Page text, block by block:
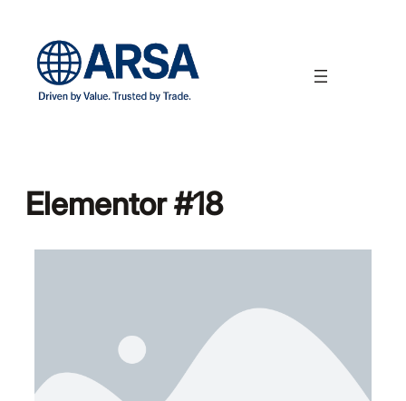
Elementor #18